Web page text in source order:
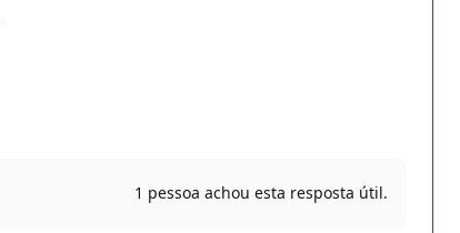
1 pessoa achou esta resposta útil.